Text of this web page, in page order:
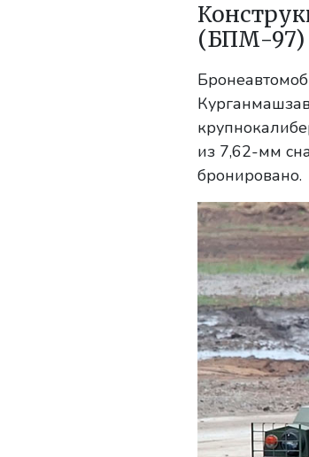
(БПМ-97)
из 7,62-мм
бронировано.